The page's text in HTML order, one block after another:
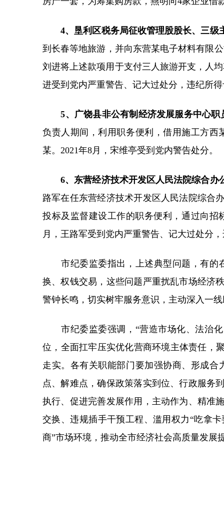
4、垦利区税务局征收管理股股长、三
到长春等地旅游，并向东营某电子材料有限
刘进将上述款项用于支付三人旅游开支，人
进受到党内严重警告、记大过处分，违纪所
5、广饶县非公有制经济发展服务中心
负责人期间，利用职务便利，借用施工方西
某。2021年8月，宋维亭受到党内警告处分。
6、东营经济技术开发区人民法院综合
路军在任东营经济技术开发区人民法院综合
投标及监督建设工作的职务便利，通过向招
月，王路军受到党内严重警告、记大过处分
市纪委监委指出，上述典型问题，有的在
换、权钱交易，这些问题严重扰乱市场经济
警钟长鸣，切实树牢服务意识，主动深入一
市纪委监委强调，“营造市场化、法治化
位，全面扛牢压实优化营商环境主体责任，
走实。各有关职能部门要加强协商、形成
点、解难点，确保政策落实到位、行政服务
执行、促进完善发展作用，主动作为、精准
交换、违规插手干预工程、滥用权力“吃拿
商”市场环境，推动全市经济社会高质量发展